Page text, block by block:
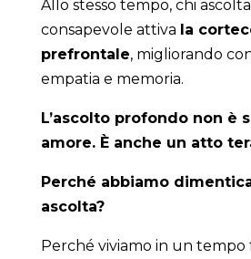
Allo stesso tempo, chi
consapevole attiva la
prefrontale, migliorando
empatia e memoria.
L’ascolto profondo non è
amore. È anche un atto
Perché abbiamo
ascolta?
Perché viviamo in un tempo